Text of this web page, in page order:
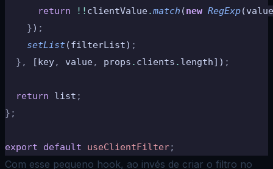
      return
!! clientValue.match (new RegExp(value
    }
) ;
    setList
(filterList) ;
  },
[key, value, props . clients . length]) ;
  return
list ;
};
export default useClientFilter;
Com esse pequeno hook, ao invés de criar o filtro no